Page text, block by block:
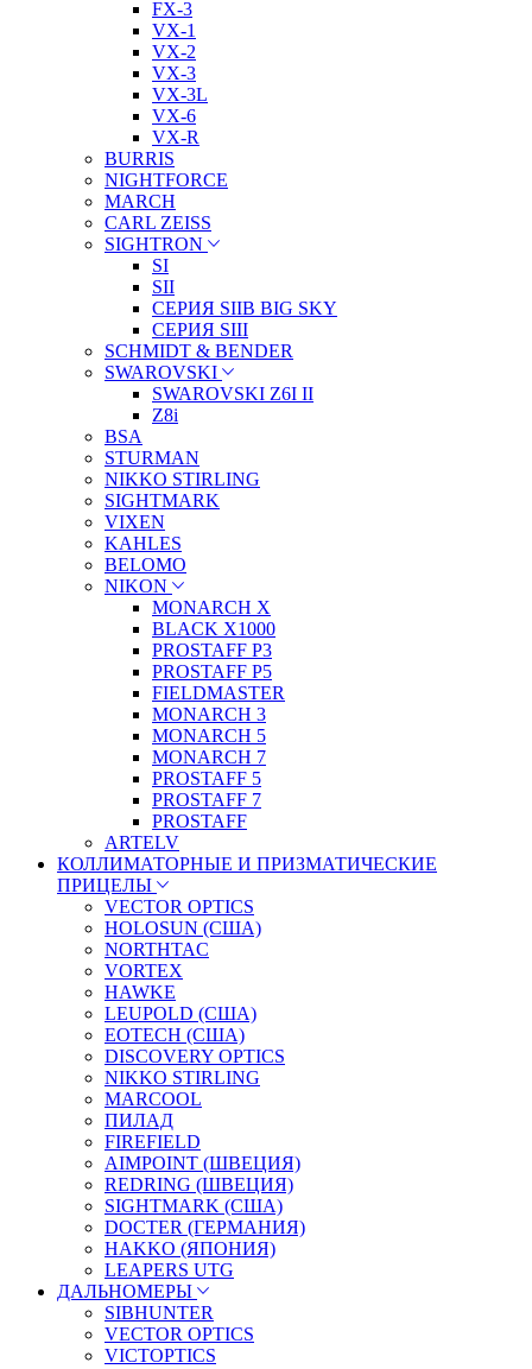
FX-3
VX-1
VX-2
VX-3
VX-3L
VX-6
VX-R
BURRIS
NIGHTFORCE
MARCH
CARL ZEISS
SIGHTRON
SI
SII
СЕРИЯ SIIB BIG SKY
СЕРИЯ SIII
SCHMIDT & BENDER
SWAROVSKI
SWAROVSKI Z6I II
Z8i
BSA
STURMAN
NIKKO STIRLING
SIGHTMARK
VIXEN
KAHLES
BELOMO
NIKON
MONARCH X
BLACK X1000
PROSTAFF P3
PROSTAFF P5
FIELDMASTER
MONARCH 3
MONARCH 5
MONARCH 7
PROSTAFF 5
PROSTAFF 7
PROSTAFF
ARTELV
КОЛЛИМАТОРНЫЕ И ПРИЗМАТИЧЕСКИЕ
ПРИЦЕЛЫ
VECTOR OPTICS
HOLOSUN (США)
NORTHTAC
VORTEX
HAWKE
LEUPOLD (США)
EOTECH (США)
DISCOVERY OPTICS
NIKKO STIRLING
MARCOOL
ПИЛАД
FIREFIELD
AIMPOINT (ШВЕЦИЯ)
REDRING (ШВЕЦИЯ)
SIGHTMARK (США)
DOCTER (ГЕРМАНИЯ)
HAKKO (ЯПОНИЯ)
LEAPERS UTG
ДАЛЬНОМЕРЫ
SIBHUNTER
VECTOR OPTICS
VICTOPTICS